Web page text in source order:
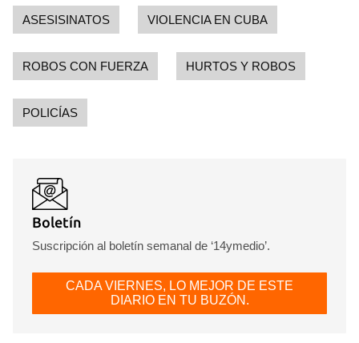
ASESISINATOS VIOLENCIA EN CUBA
ROBOS CON FUERZA HURTOS Y ROBOS
POLICÍAS
Boletín
Suscripción al boletín semanal de ‘14ymedio’.
CADA VIERNES, LO MEJOR DE ESTE
DIARIO EN TU BUZÓN.